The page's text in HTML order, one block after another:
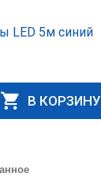
5м синий
В КОРЗИНУ